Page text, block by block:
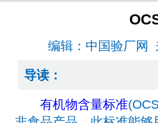
编辑：中国验厂网
导读：
有机物含量标准